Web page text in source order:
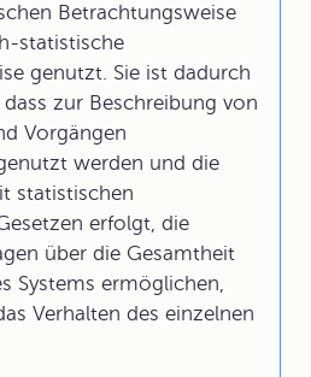
Betrachtungsweise
statistische
genutzt. Sie ist dadurch
zur Beschreibung von
Vorgängen
werden und die
statistischen
erfolgt, die
über die Gesamtheit
Systems ermöglichen,
Verhalten des einzelnen